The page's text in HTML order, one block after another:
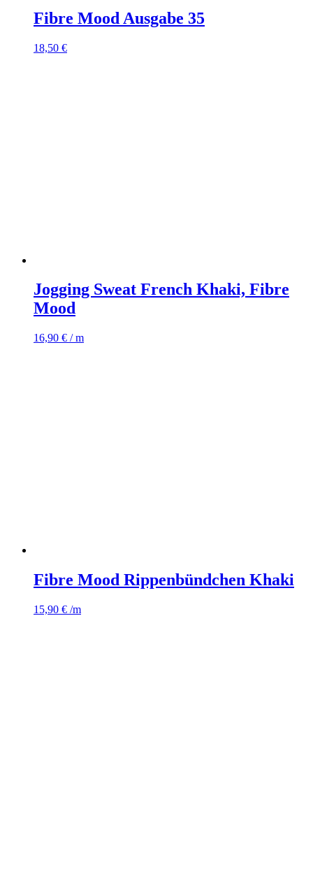
Fibre Mood Ausgabe 35
18,50 €
Jogging Sweat French Khaki, Fibre
Mood
16,90 € / m
Fibre Mood Rippenbündchen Khaki
15,90 € /m